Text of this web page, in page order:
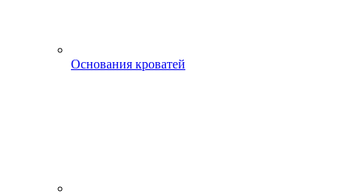
Основания кроватей